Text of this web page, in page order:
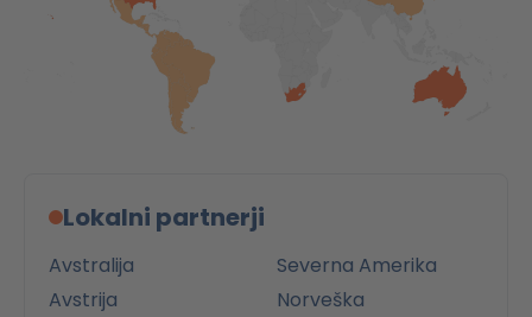
Lokalni partnerji
Avstralija
Avstrija
Severna Amerika
Norveška